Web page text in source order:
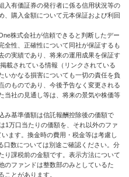
入有価証券の発行者に係る信用状況等の
、購入金額について元本保証および利回
株式会社が信頼できると判断したデー
全性、正確性について同社が保証するも
の実績であり、将来の運用成果を保証す
載されている情報（リンクされている
いかなる損害についても一切の責任を負
のものであり、今後予告なく変更される
当社の見通し等は、将来の景気や株価等
み基準価額は信託報酬控除後の価額で
1万口当たりの価額を、それ以外のファ
ます。換金時の費用・税金等は考慮し
口数については別途ご確認ください。分
り課税前の金額です。表示方法について
のファンドは整数部のみとしているた
ことがあります。